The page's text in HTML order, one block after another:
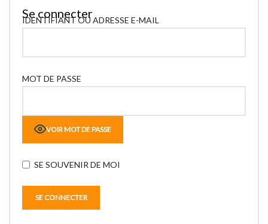
Se connecter
IDENTIFIANT OU ADRESSE E-MAIL
MOT DE PASSE
VOIR MOT DE PASSE
SE SOUVENIR DE MOI